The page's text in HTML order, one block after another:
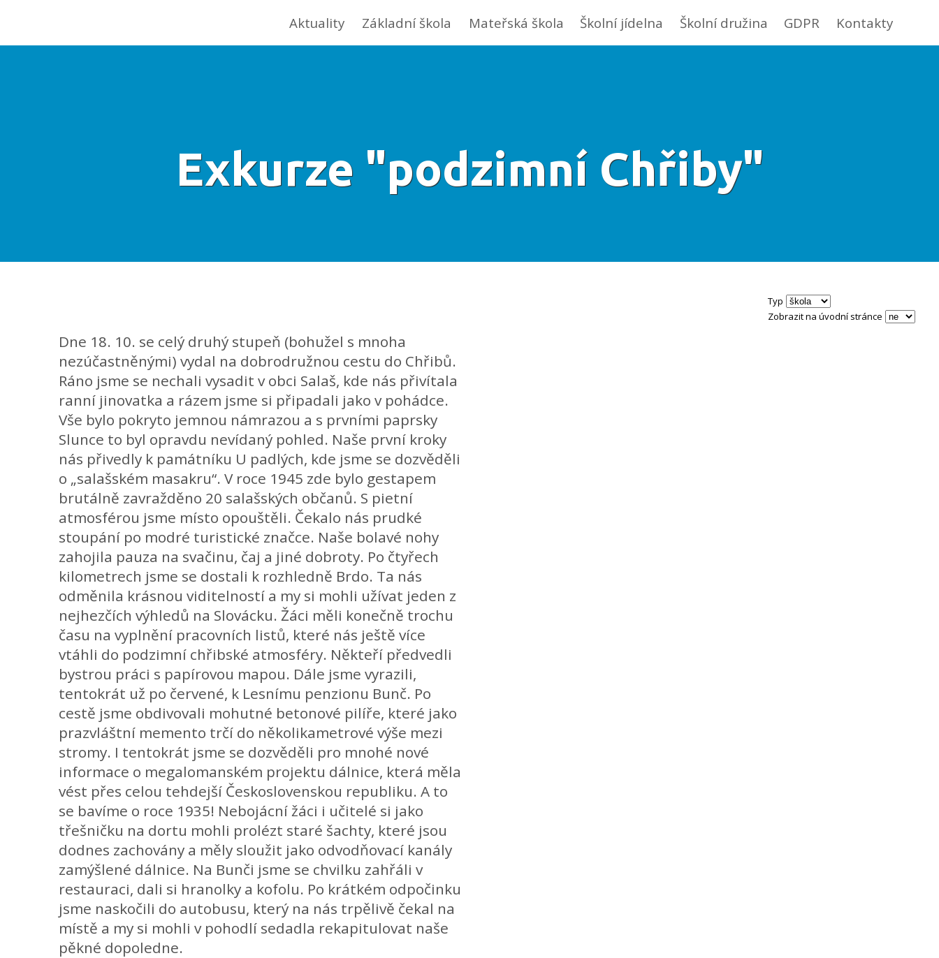
Aktuality Základní škola Mateřská škola Školní jídelna Školní družina GDPR Kontakty
Exkurze "podzimní Chřiby"
Typ
Zobrazit na úvodní stránce
Dne 18. 10. se celý druhý stupeň (bohužel s mnoha
nezúčastněnými) vydal na dobrodružnou cestu do Chřibů.
Ráno jsme se nechali vysadit v obci Salaš, kde nás přivítala
ranní jinovatka a rázem jsme si připadali jako v pohádce.
Vše bylo pokryto jemnou námrazou a s prvními paprsky
Slunce to byl opravdu nevídaný pohled. Naše první kroky
nás přivedly k památníku U padlých, kde jsme se dozvěděli
o „salašském masakru“. V roce 1945 zde bylo gestapem
brutálně zavražděno 20 salašských občanů. S pietní
atmosférou jsme místo opouštěli. Čekalo nás prudké
stoupání po modré turistické značce. Naše bolavé nohy
zahojila pauza na svačinu, čaj a jiné dobroty. Po čtyřech
kilometrech jsme se dostali k rozhledně Brdo. Ta nás
odměnila krásnou viditelností a my si mohli užívat jeden z
nejhezčích výhledů na Slovácku. Žáci měli konečně trochu
času na vyplnění pracovních listů, které nás ještě více
vtáhli do podzimní chřibské atmosféry. Někteří předvedli
bystrou práci s papírovou mapou. Dále jsme vyrazili,
tentokrát už po červené, k Lesnímu penzionu Bunč. Po
cestě jsme obdivovali mohutné betonové pilíře, které jako
prazvláštní memento trčí do několikametrové výše mezi
stromy. I tentokrát jsme se dozvěděli pro mnohé nové
informace o megalomanském projektu dálnice, která měla
vést přes celou tehdejší Československou republiku. A to
se bavíme o roce 1935! Nebojácní žáci i učitelé si jako
třešničku na dortu mohli prolézt staré šachty, které jsou
dodnes zachovány a měly sloužit jako odvodňovací kanály
zamýšlené dálnice. Na Bunči jsme se chvilku zahřáli v
restauraci, dali si hranolky a kofolu. Po krátkém odpočinku
jsme naskočili do autobusu, který na nás trpělivě čekal na
místě a my si mohli v pohodlí sedadla rekapitulovat naše
pěkné dopoledne.